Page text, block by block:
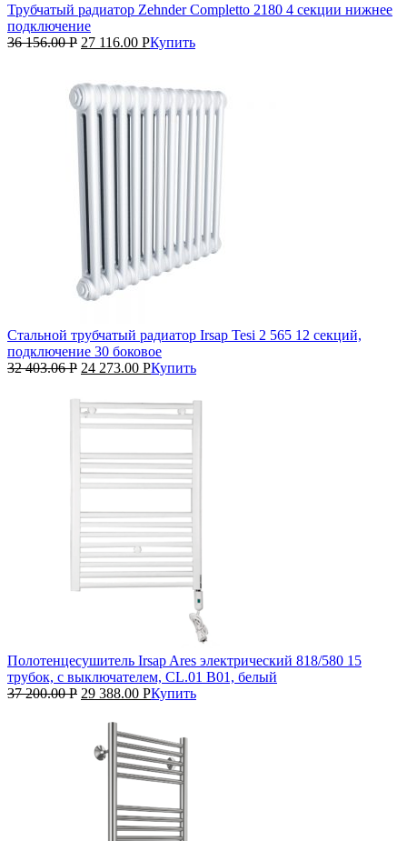
Трубчатый радиатор Zehnder Completto 2180 4 секции нижнее
подключение
36 156.00Р 27 116.00 РКупить
Стальной трубчатый радиатор Irsap Tesi 2 565 12 секций,
подключение 30 боковое
32 403.06Р 24 273.00 РКупить
Полотенцесушитель Irsap Ares электрический 818/580 15
трубок, с выключателем, CL.01 B01, белый
37 200.00Р 29 388.00 РКупить